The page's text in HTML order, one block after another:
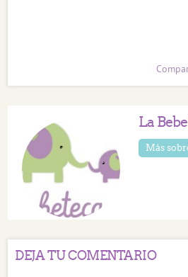
La
Más
DEJA TU COMENTARIO